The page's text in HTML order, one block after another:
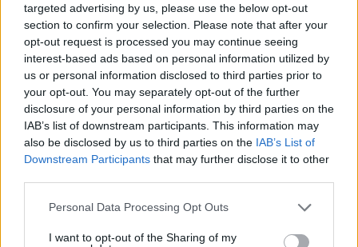
targeted advertising by us, please use the below opt-out
section to confirm your selection. Please note that after your
opt-out request is processed you may continue seeing
interest-based ads based on personal information utilized by
us or personal information disclosed to third parties prior to
your opt-out. You may separately opt-out of the further
disclosure of your personal information by third parties on the
IAB’s list of downstream participants. This information may
also be disclosed by us to third parties on the IAB’s List of
Downstream Participants that may further disclose it to other
Please note that this website/app uses one or more Google
not limited to your visit or usage behaviour. You may click to
Personal Data Processing Opt Outs
I want to opt-out of the Sharing of my
Γαρίδες γιουβέτσι λεμονάτο
πριν μία ώρα
«Έγκλημα πολέμου» ο ισραηλινός βομβαρδισμός που
σκότωσε δημοσιογράφο στον Λίβανο, καταγγέλλουν
τρεις ΜΚΟ
πριν μία ώρα
Επεισόδια μεταξύ διαδηλωτών και αστυνομικών έξω
από τη Γερουσία στην Αργεντινή, δείτε βίντεο
07.08.2026, 04:13
να υπογράψουν συμφωνία αμοιβαίας άμυνας
07.08.2026, 03:38
07.08.2026, 03:01